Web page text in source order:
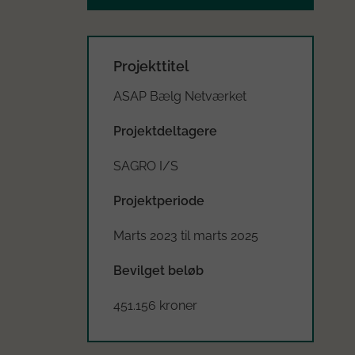
Projekttitel
ASAP Bælg Netværket
Projektdeltagere
SAGRO I/S
Projektperiode
Marts 2023 til marts 2025
Bevilget beløb
451.156 kroner